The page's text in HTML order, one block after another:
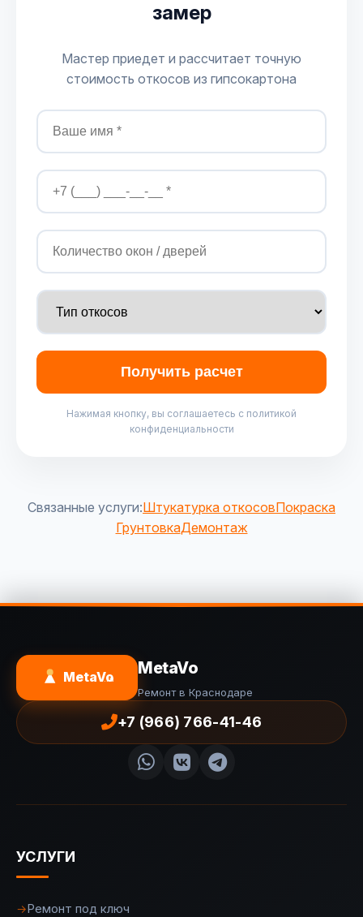
замер
Мастер приедет и рассчитает точную
стоимость откосов из гипсокартона
Получить расчет
Нажимая кнопку, вы соглашаетесь с политикой
конфиденциальности
Связанные услуги:Штукатурка откосовПокраска
ГрунтовкаДемонтаж
MetaVo
.ru
MetaVo
Ремонт в Краснодаре
+7 (966) 766-41-46
УСЛУГИ
→Ремонт под ключ